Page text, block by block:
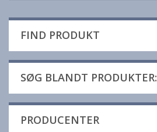
FIND PRODUKT
SØG BLANDT PRODUKTER:
PRODUCENTER